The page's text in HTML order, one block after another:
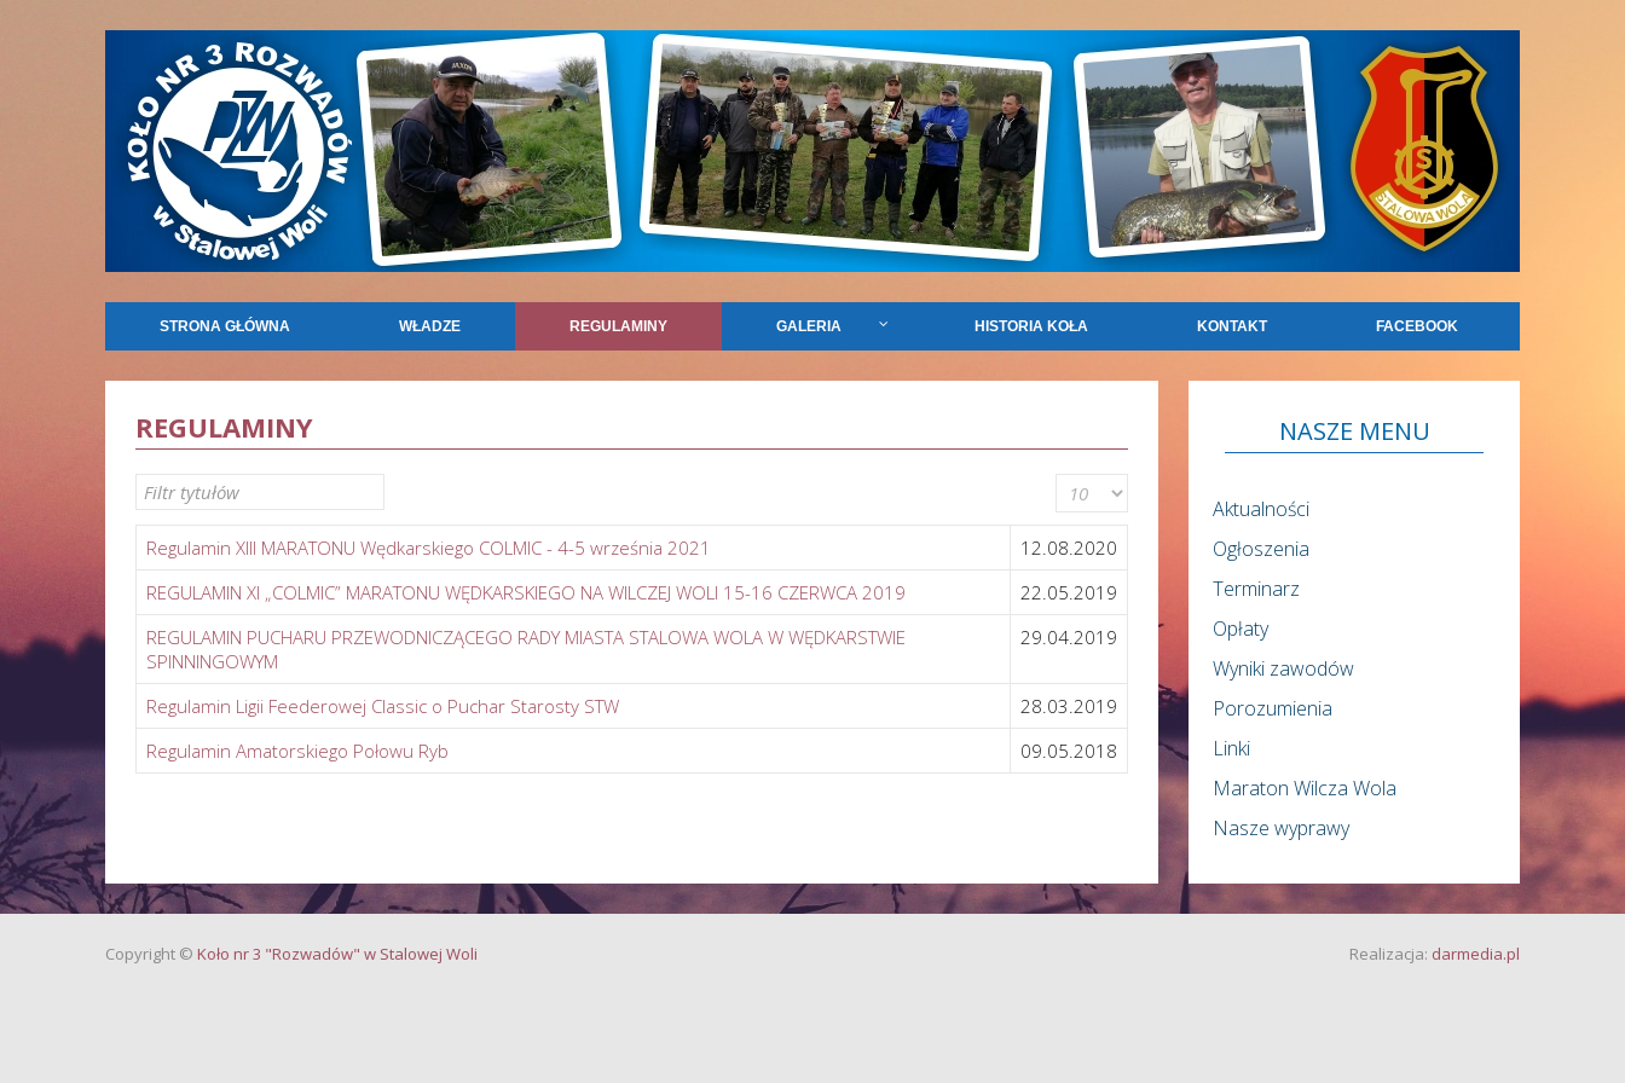
STRONA GŁÓWNA WŁADZE REGULAMINY GALERIA HISTORIA KOŁA KONTAKT FACEBOOK
REGULAMINY
Regulamin XIII MARATONU Wędkarskiego COLMIC - 4-5 września 2021
12.08.2020
REGULAMIN XI „COLMIC” MARATONU WĘDKARSKIEGO NA WILCZEJ WOLI 15-16 CZERWCA 2019
22.05.2019
REGULAMIN PUCHARU PRZEWODNICZĄCEGO RADY MIASTA STALOWA WOLA W WĘDKARSTWIE
SPINNINGOWYM
29.04.2019
Regulamin Ligii Feederowej Classic o Puchar Starosty STW
28.03.2019
Regulamin Amatorskiego Połowu Ryb
09.05.2018
NASZE MENU
Aktualności
Ogłoszenia
Terminarz
Opłaty
Wyniki zawodów
Porozumienia
Linki
Maraton Wilcza Wola
Nasze wyprawy
Copyright © Koło nr 3 "Rozwadów" w Stalowej Woli Realizacja: darmedia.pl